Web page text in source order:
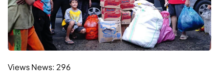
Views News: 296